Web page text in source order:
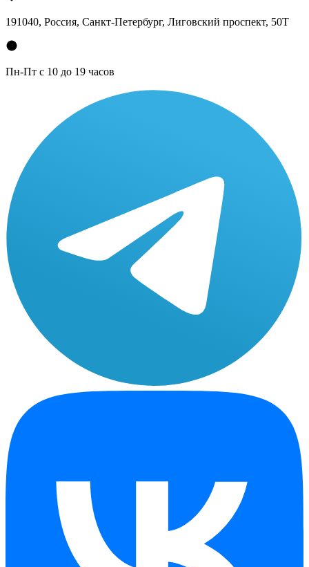
191040, Россия, Санкт-Петербург, Лиговский проспект, 50Т
Пн-Пт с 10 до 19 часов